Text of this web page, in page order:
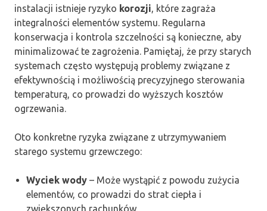
instalacji istnieje ryzyko korozji , które zagraża
integralności elementów systemu. Regularna
konserwacja i kontrola szczelności są konieczne, aby
minimalizować te zagrożenia. Pamiętaj, że przy starych
systemach często występują problemy związane z
efektywnością i możliwością precyzyjnego sterowania
temperaturą, co prowadzi do wyższych kosztów
ogrzewania.
Oto konkretne ryzyka związane z utrzymywaniem
starego systemu grzewczego:
Wyciek wody – Może wystąpić z powodu zużycia
elementów, co prowadzi do strat ciepła i
zwiększonych rachunków.